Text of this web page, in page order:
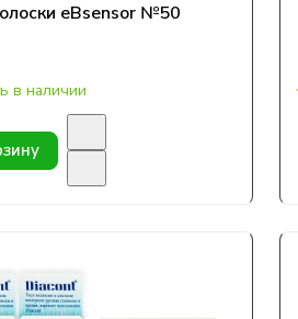
eBsensor №50
в наличии